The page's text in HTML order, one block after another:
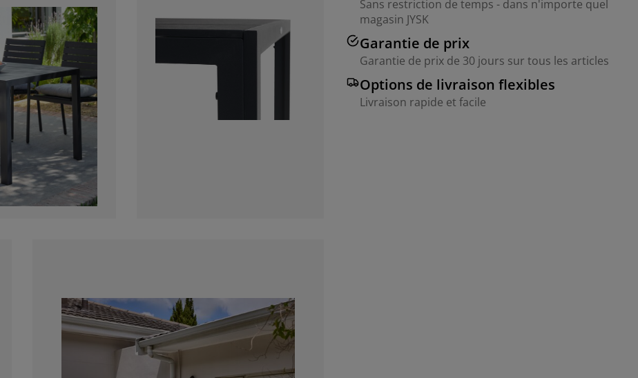
Sans restriction de temps - dans n'importe quel
magasin JYSK
Garantie de prix
Garantie de prix de 30 jours sur tous les articles
Options de livraison flexibles
Livraison rapide et facile